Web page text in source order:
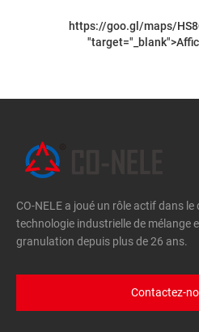
https://goo.gl/maps/
CO-NELE a joué un rôle actif dans
technologie industrielle de mélange
granulation depuis plus de 26 ans.
Contactez-